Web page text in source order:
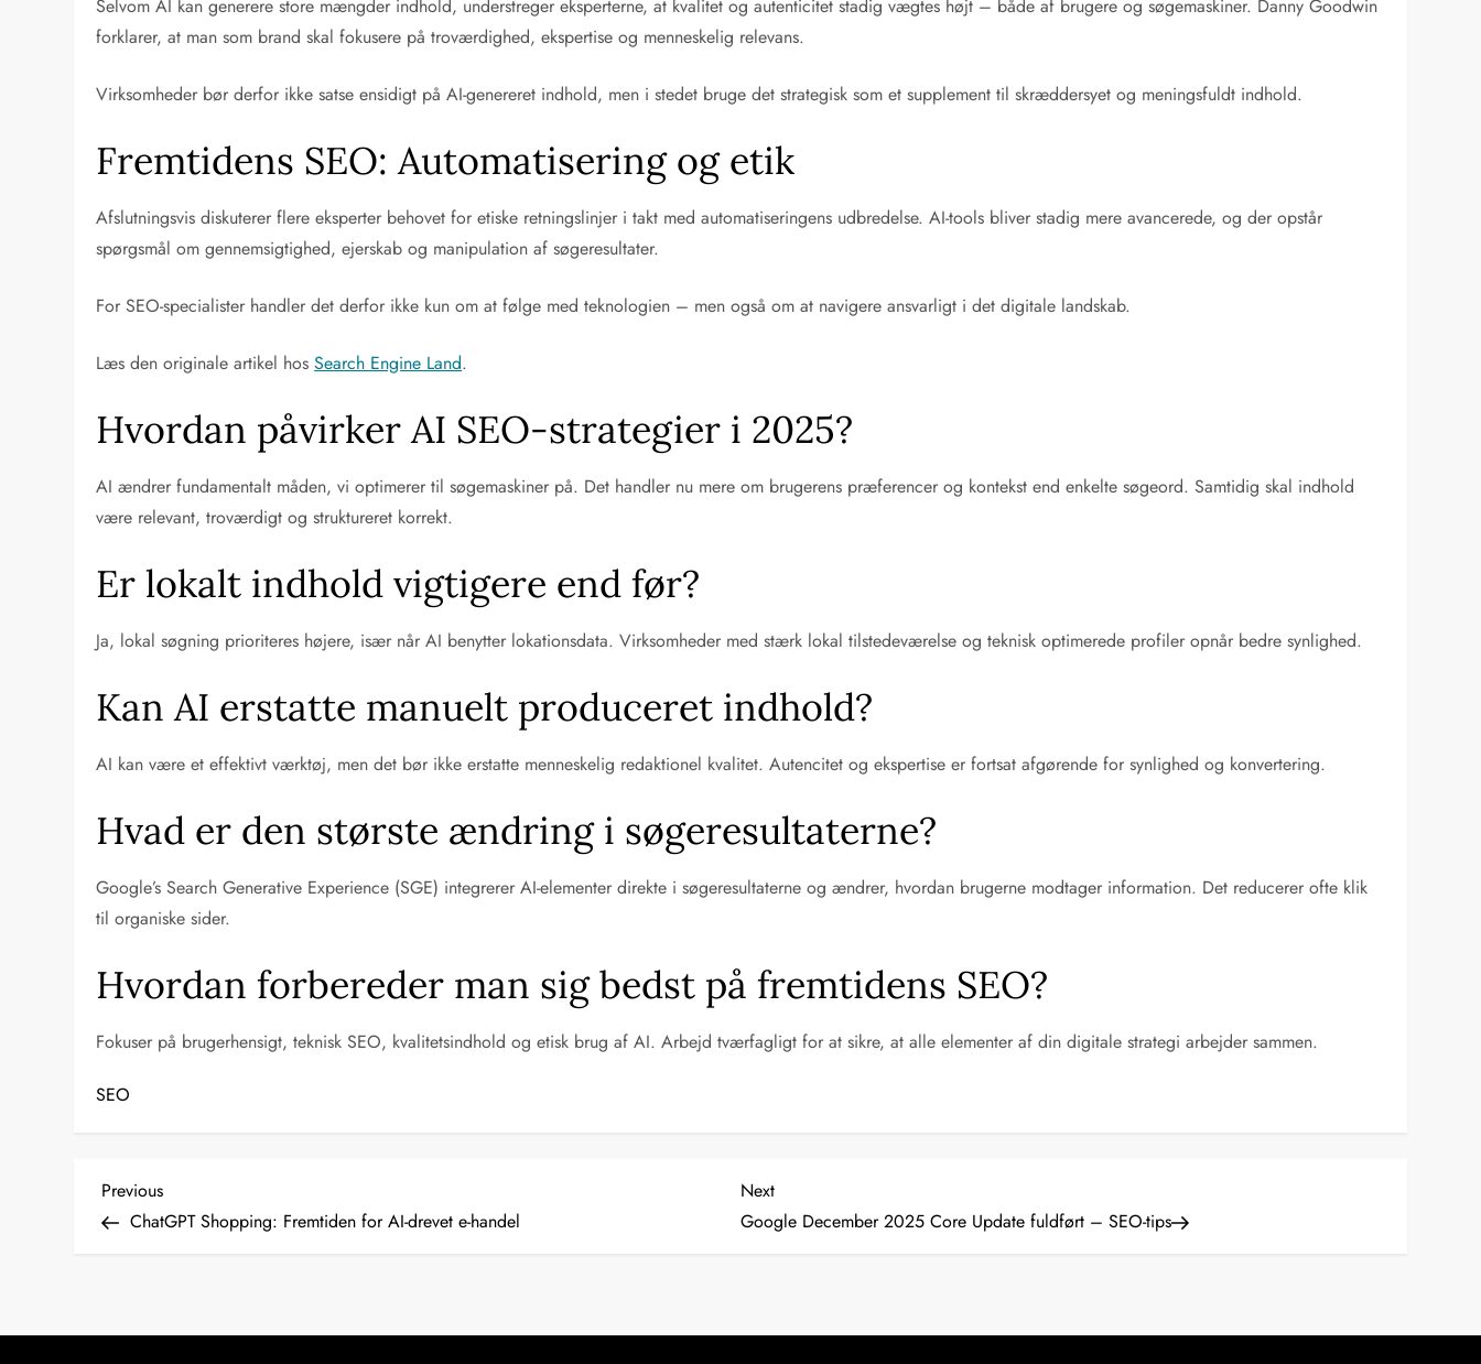
Selvom AI kan generere store mængder indhold, understreger eksperterne, at kvalitet og autenticitet stadig vægtes højt – både af brugere og søgemaskiner. Danny Goodwin
forklarer, at man som brand skal fokusere på troværdighed, ekspertise og menneskelig relevans.
Virksomheder bør derfor ikke satse ensidigt på AI-genereret indhold, men i stedet bruge det strategisk som et supplement til skræddersyet og meningsfuldt indhold.
Fremtidens SEO: Automatisering og etik
Afslutningsvis diskuterer flere eksperter behovet for etiske retningslinjer i takt med automatiseringens udbredelse. AI-tools bliver stadig mere avancerede, og der opstår
spørgsmål om gennemsigtighed, ejerskab og manipulation af søgeresultater.
For SEO-specialister handler det derfor ikke kun om at følge med teknologien – men også om at navigere ansvarligt i det digitale landskab.
Læs den originale artikel hosSearch Engine Land.
Hvordan påvirker AI SEO-strategier i 2025?
AI ændrer fundamentalt måden, vi optimerer til søgemaskiner på. Det handler nu mere om brugerens præferencer og kontekst end enkelte søgeord. Samtidig skal indhold
være relevant, troværdigt og struktureret korrekt.
Er lokalt indhold vigtigere end før?
Ja, lokal søgning prioriteres højere, især når AI benytter lokationsdata. Virksomheder med stærk lokal tilstedeværelse og teknisk optimerede profiler opnår bedre synlighed.
Kan AI erstatte manuelt produceret indhold?
AI kan være et effektivt værktøj, men det bør ikke erstatte menneskelig redaktionel kvalitet. Autencitet og ekspertise er fortsat afgørende for synlighed og konvertering.
Hvad er den største ændring i søgeresultaterne?
Google’s Search Generative Experience (SGE) integrerer AI-elementer direkte i søgeresultaterne og ændrer, hvordan brugerne modtager information. Det reducerer ofte klik
til organiske sider.
Hvordan forbereder man sig bedst på fremtidens SEO?
Fokuser på brugerhensigt, teknisk SEO, kvalitetsindhold og etisk brug af AI. Arbejd tværfagligt for at sikre, at alle elementer af din digitale strategi arbejder sammen.
SEO
I
l
Previous
Post
Previous
ChatGPT Shopping: Fremtiden for AI-drevet e-handel
Next
Post
Next
Google December 2025 Core Update fuldført – SEO-tips